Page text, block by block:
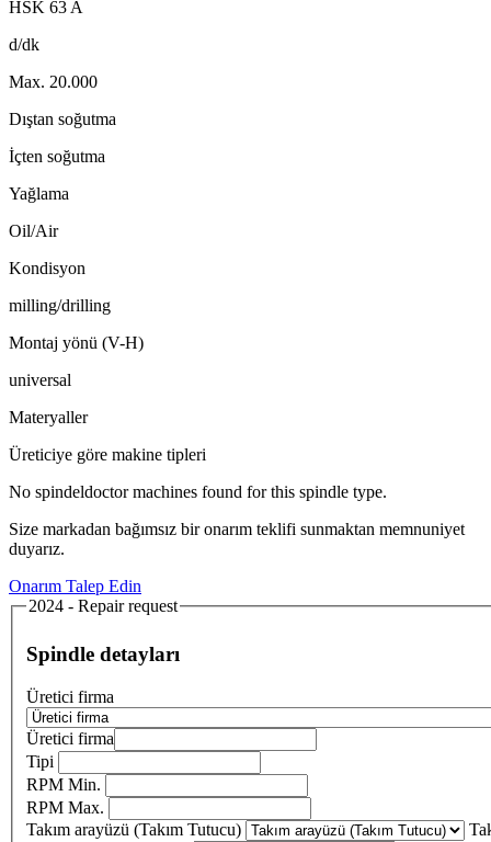
HSK 63 A
d/dk
Max. 20.000
Dıştan soğutma
İçten soğutma
Yağlama
Oil/Air
Kondisyon
milling/drilling
Montaj yönü (V-H)
universal
Materyaller
Üreticiye göre makine tipleri
No spindeldoctor machines found for this spindle type.
Size markadan bağımsız bir onarım teklifi sunmaktan memnuniyet
duyarız.
Onarım Talep Edin
2024 - Repair request
Spindle detayları
Üretici firma
Üretici firma
Tipi
RPM Min.
RPM Max.
Takım arayüzü (Takım Tutucu)